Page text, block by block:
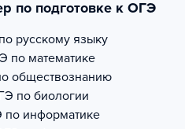
по подготовке к ОГЭ
русскому языку
по математике
обществознанию
по биологии
информатике